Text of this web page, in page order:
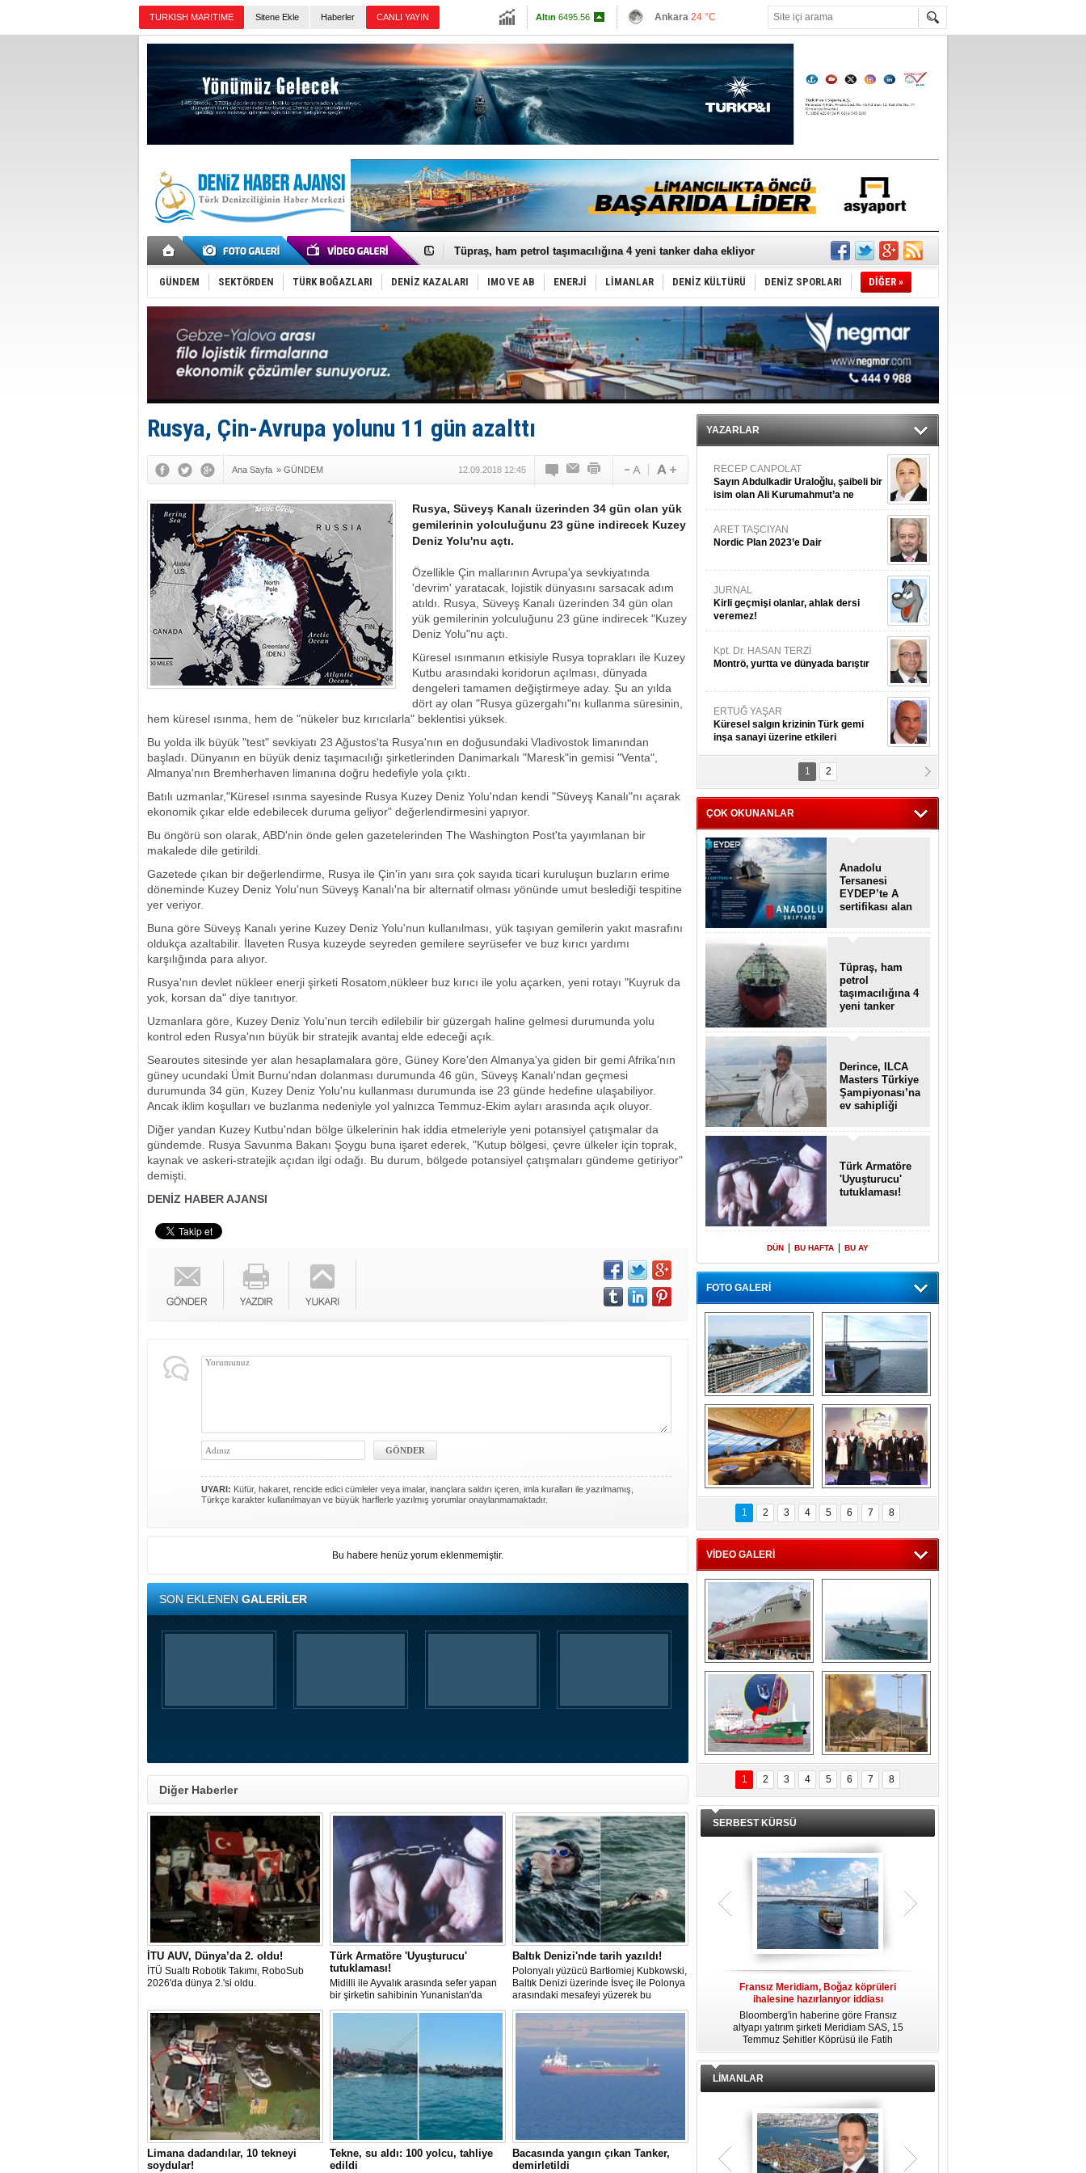
TURKISH MARITIME Sitene Ekle Haberler CANLI YAYIN
Altın 6495.56
Euro54.823
Ankara 24 °C
Antalya25 °C
Muğla 25 °C
Çanakkale 25 °C
Anadolu Tersanesi EYDEP’te A sertifikası alan ilk tersane oldu
Tüpraş, ham petrol taşımacılığına 4 yeni tanker daha ekliyor
İTU AUV, Dünya’da 2. oldu!
LNG taşımacılığında maliyetler katlandı
PROYAD, yat mürettebatı için yurt dışı harcı için düzenleme istiyor
Türkiye-Irak enerji hattında yeni dönem başlıyor
Türk Armatöre 'Uyuşturucu' tutuklaması!
Deniz turizminde yeni ‘Ceza Rejimi’!
DÖDER, 28. Dönem Yönetim Kurulu Başkanını seçti!
Fairline, Türkiye’de ‘SoleMarin’i seçti
Baltık Denizi'nde tarih yazıldı!
Runit kubbesi okyanusun derinliklerinde halkı tehdit ediyor
Türk Loydu’na Süveyş tonaj yetkisi
GÜNDEM SEKTÖRDEN TÜRK BOĞAZLARI DENİZ KAZALARI IMO VE AB ENERJİ LİMANLAR DENİZ KÜLTÜRÜ DENİZ SPORLARI DİĞER »
Rusya, Çin-Avrupa yolunu 11 gün azalttı
Ana Sayfa » GÜNDEM 12.09.2018 12:45
Rusya, Süveyş Kanalı üzerinden 34 gün olan yük
gemilerinin yolculuğunu 23 güne indirecek Kuzey
Deniz Yolu'nu açtı.
Özellikle Çin mallarının Avrupa'ya sevkiyatında
'devrim' yaratacak, lojistik dünyasını sarsacak adım
atıldı. Rusya, Süveyş Kanalı üzerinden 34 gün olan
yük gemilerinin yolculuğunu 23 güne indirecek "Kuzey
Deniz Yolu"nu açtı.
Küresel ısınmanın etkisiyle Rusya toprakları ile Kuzey
Kutbu arasındaki koridorun açılması, dünyada
dengeleri tamamen değiştirmeye aday. Şu an yılda
dört ay olan "Rusya güzergahı"nı kullanma süresinin,
hem küresel ısınma, hem de "nükeler buz kırıcılarla" beklentisi yüksek.
Bu yolda ilk büyük "test" sevkiyatı 23 Ağustos'ta Rusya'nın en doğusundaki Vladivostok limanından
başladı. Dünyanın en büyük deniz taşımacılığı şirketlerinden Danimarkalı "Maresk"in gemisi "Venta",
Almanya'nın Bremherhaven limanına doğru hedefiyle yola çıktı.
Batılı uzmanlar,"Küresel ısınma sayesinde Rusya Kuzey Deniz Yolu'ndan kendi "Süveyş Kanalı"nı açarak
ekonomik çıkar elde edebilecek duruma geliyor" değerlendirmesini yapıyor.
Bu öngörü son olarak, ABD'nin önde gelen gazetelerinden The Washington Post'ta yayımlanan bir
makalede dile getirildi.
Gazetede çıkan bir değerlendirme, Rusya ile Çin'in yanı sıra çok sayıda ticari kuruluşun buzların erime
döneminde Kuzey Deniz Yolu'nun Süveyş Kanalı'na bir alternatif olması yönünde umut beslediği tespitine
yer veriyor.
Buna göre Süveyş Kanalı yerine Kuzey Deniz Yolu'nun kullanılması, yük taşıyan gemilerin yakıt masrafını
oldukça azaltabilir. İlaveten Rusya kuzeyde seyreden gemilere seyrüsefer ve buz kırıcı yardımı
karşılığında para alıyor.
Rusya'nın devlet nükleer enerji şirketi Rosatom,nükleer buz kırıcı ile yolu açarken, yeni rotayı "Kuyruk da
yok, korsan da" diye tanıtıyor.
Uzmanlara göre, Kuzey Deniz Yolu'nun tercih edilebilir bir güzergah haline gelmesi durumunda yolu
kontrol eden Rusya'nın büyük bir stratejik avantaj elde edeceği açık.
Searoutes sitesinde yer alan hesaplamalara göre, Güney Kore'den Almanya'ya giden bir gemi Afrika'nın
güney ucundaki Ümit Burnu'ndan dolanması durumunda 46 gün, Süveyş Kanalı'ndan geçmesi
durumunda 34 gün, Kuzey Deniz Yolu'nu kullanması durumunda ise 23 günde hedefine ulaşabiliyor.
Ancak iklim koşulları ve buzlanma nedeniyle yol yalnızca Temmuz-Ekim ayları arasında açık oluyor.
Diğer yandan Kuzey Kutbu'ndan bölge ülkelerinin hak iddia etmeleriyle yeni potansiyel çatışmalar da
gündemde. Rusya Savunma Bakanı Şoygu buna işaret ederek, "Kutup bölgesi, çevre ülkeler için toprak,
kaynak ve askeri-stratejik açıdan ilgi odağı. Bu durum, bölgede potansiyel çatışmaları gündeme getiriyor"
demişti.
DENİZ HABER AJANSI
UYARI: Küfür, hakaret, rencide edici cümleler veya imalar, inançlara saldırı içeren, imla kuralları ile yazılmamış,
Türkçe karakter kullanılmayan ve büyük harflerle yazılmış yorumlar onaylanmamaktadır.
Bu habere henüz yorum eklenmemiştir.
SON EKLENENGALERİLER
Diğer Haberler
İTU AUV, Dünya’da 2. oldu!
İTÜ Sualtı Robotik Takımı, RoboSub
2026'da dünya 2.'si oldu.
Türk Armatöre 'Uyuşturucu'
tutuklaması!
Midilli ile Ayvalık arasında sefer yapan
bir şirketin sahibinin Yunanistan'da
tutuklandığı bildirildi.
Baltık Denizi'nde tarih yazıldı!
Polonyalı yüzücü Bartłomiej Kubkowski,
Baltık Denizi üzerinde İsveç ile Polonya
arasındaki mesafeyi yüzerek bu
başarının ilk örneği olarak tarihe geçti.
Limana dadandılar, 10 tekneyi
soydular!
Tekne, su aldı: 100 yolcu, tahliye
edildi
Bacasında yangın çıkan Tanker,
demirletildi
YAZARLAR
RECEP CANPOLAT
Sayın Abdulkadir Uraloğlu, şaibeli bir
isim olan Ali Kurumahmut’a ne
danışıyorsunuz?
ARET TAŞCIYAN
Nordic Plan 2023’e Dair
JURNAL
Kirli geçmişi olanlar, ahlak dersi
veremez!
Kpt. Dr. HASAN TERZİ
Montrö, yurtta ve dünyada barıştır
ERTUĞ YAŞAR
Küresel salgın krizinin Türk gemi
inşa sanayi üzerine etkileri
Kpt. MESUT AZMİ GÖKSOY
ithafen...
1 2
ÇOK OKUNANLAR
Anadolu
Tersanesi
EYDEP’te A
sertifikası alan
Tüpraş, ham
petrol
taşımacılığına 4
yeni tanker
Derince, ILCA
Masters Türkiye
Şampiyonası’na
ev sahipliği
Türk Armatöre
'Uyuşturucu'
tutuklaması!
DÜN BU HAFTA BU AY
FOTO GALERİ
“Gemi içinde gemi”
konsepti ile MSC
Splendida
Dünyada tek!
Denizaltı yüzer
havuzu intikal
seyrine başladı
MSC'den 55 milyon
euroluk turizm geliri
müjdesi
5. Bosphorus Ship
Brokers Dinner,
İstanbul’da yapıldı
1 2 3 4 5 6 7 8
VİDEO GALERİ
Çeksan Tersanesi,
Başaran Bayrak
tankerini suya
indirdi
TCG Anadolu,
tersane teknik
seyrini tamamladı
Göçmenlerin
imdadına Türk
sahipli MINA DENIZ
yetişti
Milas’taki yangın
yeniden termik
santrallere doğru
ilerliyor
1 2 3 4 5 6 7 8
SERBEST KÜRSÜ
Fransız Meridiam, Boğaz köprüleri
ihalesine hazırlanıyor iddiası
Bloomberg'in haberine göre Fransız
altyapı yatırım şirketi Meridiam SAS, 15
Temmuz Şehitler Köprüsü ile Fatih
Sultan Mehmet Köprüsü'nün
özelleştirilmesine yönelik ihaleyle
zamanda kendi yat limanı, helikopter
pisti ve seçkin villaları da içeren koca
LİMANLAR